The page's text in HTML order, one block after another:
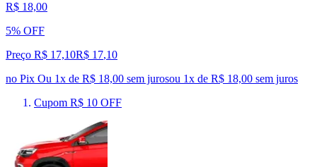
R$ 18,00
5% OFF
Preço R$ 17,10R$ 17,10
no Pix Ou 1x de R$ 18,00 sem jurosou 1x de R$ 18,00 sem juros
Cupom R$ 10 OFF